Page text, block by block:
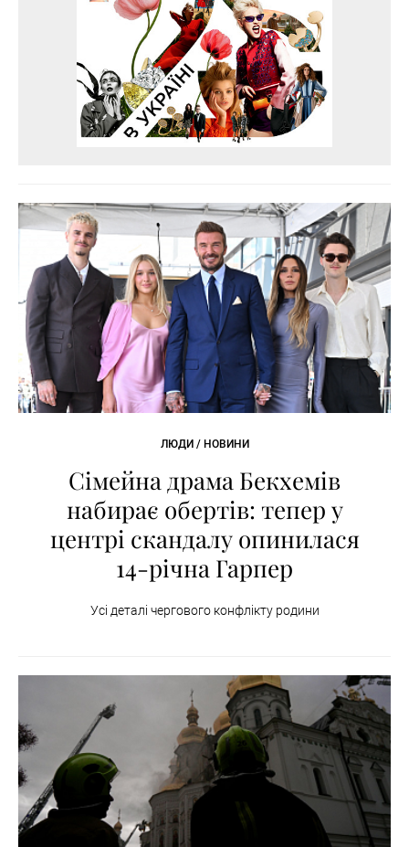
ЛЮДИ / НОВИНИ
Сімейна драма Бекхемів
набирає обертів: тепер у
центрі скандалу опинилася
14-річна Гарпер
Усі деталі чергового конфлікту родини